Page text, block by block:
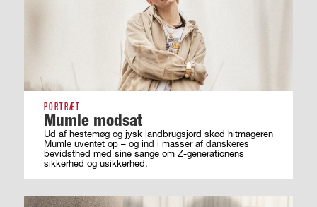
PORTRÆT
Mumle modsat
Ud af hestemøg og jysk landbrugsjord skød hitmageren
Mumle uventet op – og ind i masser af ­danskeres
bevidsthed med sine sange om ­Z-generationens
sikkerhed og usikkerhed.